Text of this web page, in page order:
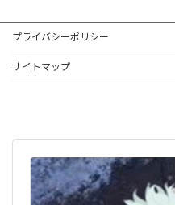
プライバシーポリシー
サイトマップ